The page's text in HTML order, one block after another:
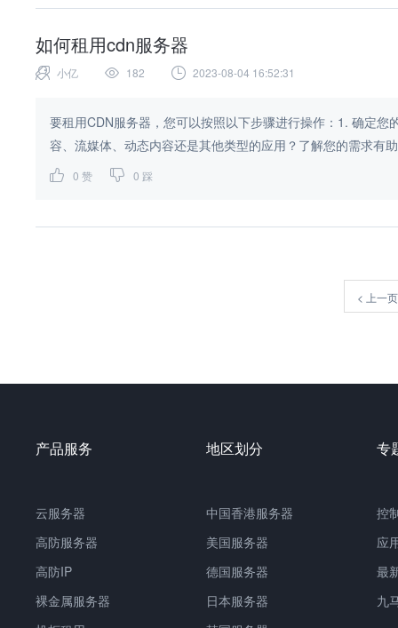
如何租用cdn服务器
小亿 182 2023-08-04 16:52:31
要租用CDN服务器，您可以按照以下步骤进行操作：1. 确定
容、流媒体、动态内容还是其他类型的应用？了解您的需求有
0 赞 0 踩
< 上一页
产品服务
云服务器
高防服务器
高防IP
裸金属服务器
地区划分
中国香港服务器
美国服务器
德国服务器
日本服务器
专
控
应
最
九